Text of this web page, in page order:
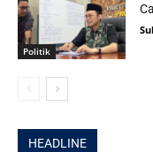
Politik
HEADLINE